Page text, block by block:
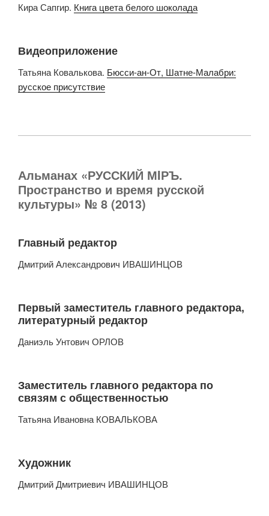
Кира Сапгир. Книга цвета белого шоколада
Видеоприложение
Татьяна Ковалькова. Бюсси-ан-От, Шатне-Малабри:
русское присутствие
Альманах «РУССКИЙ МIРЪ.
Пространство и время русской
культуры» № 8 (2013)
Главный редактор
Дмитрий Александрович ИВАШИНЦОВ
Первый заместитель главного редактора,
литературный редактор
Даниэль Унтович ОРЛОВ
Заместитель главного редактора по
связям с общественностью
Татьяна Ивановна КОВАЛЬКОВА
Художник
Дмитрий Дмитриевич ИВАШИНЦОВ